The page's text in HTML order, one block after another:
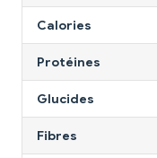
Calories
Protéines
Glucides
Fibres